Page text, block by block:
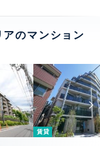
のマンション
賃貸